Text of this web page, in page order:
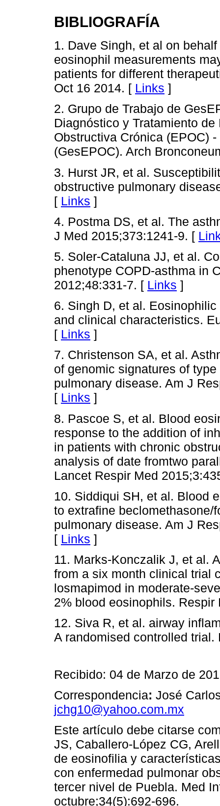
BIBLIOGRAFÍA
1. Dave Singh, et al on
eosinophil measurements
patients for different
Oct 16 2014. [ Links ]
2. Grupo de Trabajo de
Diagnóstico y Tratamiento
Obstructiva Crónica (EPOC)
(GesEPOC). Arch
3. Hurst JR, et al.
obstructive pulmonary
[ Links ]
4. Postma DS, et al. The
J Med 2015;373:1241-9. [
5. Soler-Cataluna JJ, et al.
phenotype COPD-asthma in
2012;48:331-7. [ Links ]
6. Singh D, et al.
and clinical characteristics.
[ Links ]
7. Christenson SA, et al.
of genomic signatures of
pulmonary disease. Am J
[ Links ]
8. Pascoe S, et al. Blood
response to the addition of
in patients with chronic
analysis of date fromtwo
Lancet Respir Med
10. Siddiqui SH, et al. Blood
to extrafine beclomethasone/
pulmonary disease. Am J
[ Links ]
11. Marks-Konczalik J, et al.
from a six month clinical trial
losmapimod in moderate-
2% blood eosinophils.
12. Siva R, et al. airway
A randomised controlled
Recibido: 04 de Marzo de
Correspondencia: José
jchg10@yahoo.com.mx
Este artículo debe citarse
JS, Caballero-López CG,
de eosinofilia y
con enfermedad pulmonar
tercer nivel de Puebla. Med
octubre;34(5):692-696.